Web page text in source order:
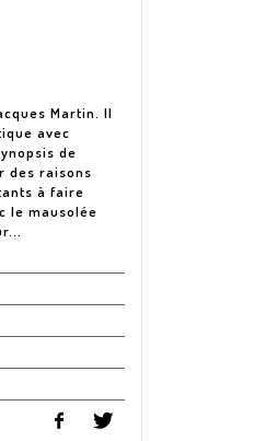
Martin. Il
avec
de
des raisons
à faire
le mausolée